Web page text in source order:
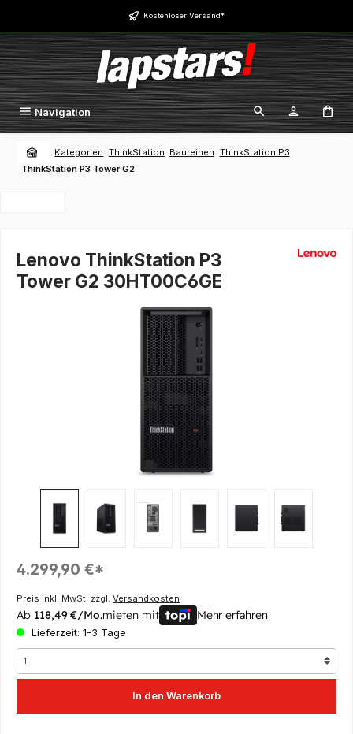
Zum Hauptinhalt springen Kostenloser Versand*
Navigation
Kategorien ThinkStation Baureihen ThinkStation P3
ThinkStation P3 Tower G2
Lenovo ThinkStation P3
Tower G2 30HT00C6GE
Bildergalerie überspringen
Regulärer Preis:
4.299,90 €*
Preis inkl. MwSt. zzgl. Versandkosten
Ab 118,49 €/Mo.mieten mit Mehr erfahren
Lieferzeit: 1-3 Tage
In den Warenkorb